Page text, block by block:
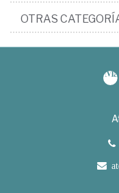
OTRAS